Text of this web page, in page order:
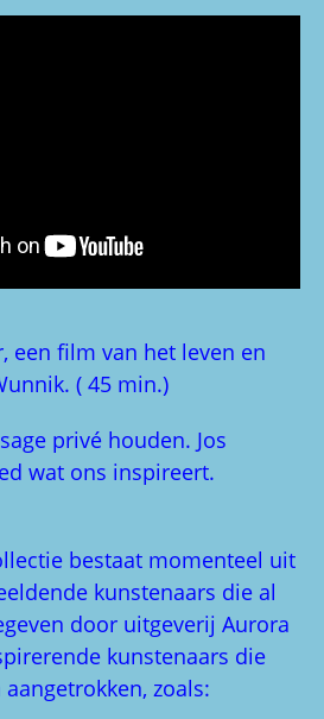
een film van het leven en
( 45 min.)
privé houden. Jos
wat ons inspireert.
bestaat momenteel uit
kunstenaars die al
door uitgeverij Aurora
kunstenaars die
zoals: